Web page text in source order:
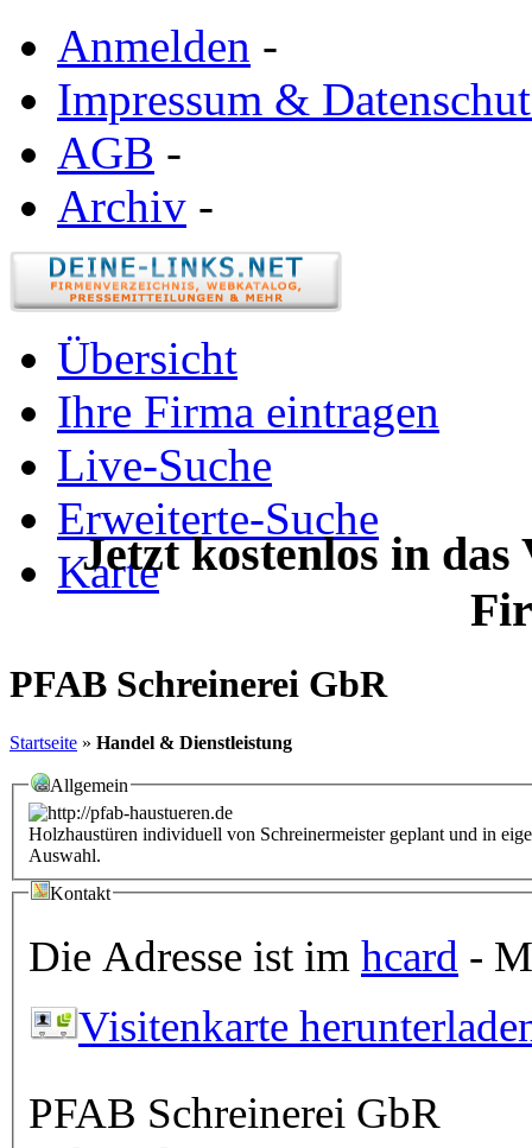
Anmelden -
Impressum &
AGB -
Archiv -
Übersicht
Ihre Firma eintragen
Live-Suche
Erweiterte-Suche
Karte
Jetzt kostenlos in
PFAB Schreinerei GbR
Startseite » Handel & Dienstleistung
Allgemein
Holzhaustüren individuell von Schreinermeister geplant und in eigener
Auswahl.
Kontakt
Die Adresse ist im hcard -
Visitenkarte
PFAB Schreinerei GbR